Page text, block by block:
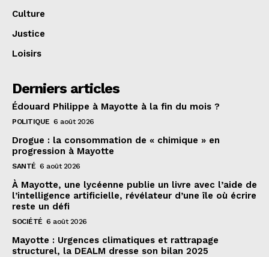
Culture
Justice
Loisirs
Derniers articles
Édouard Philippe à Mayotte à la fin du mois ?
POLITIQUE 6 août 2026
Drogue : la consommation de « chimique » en
progression à Mayotte
SANTÉ 6 août 2026
À Mayotte, une lycéenne publie un livre avec l’aide de
l’intelligence artificielle, révélateur d’une île où écrire
reste un défi
SOCIÉTÉ 6 août 2026
Mayotte : Urgences climatiques et rattrapage
structurel, la DEALM dresse son bilan 2025